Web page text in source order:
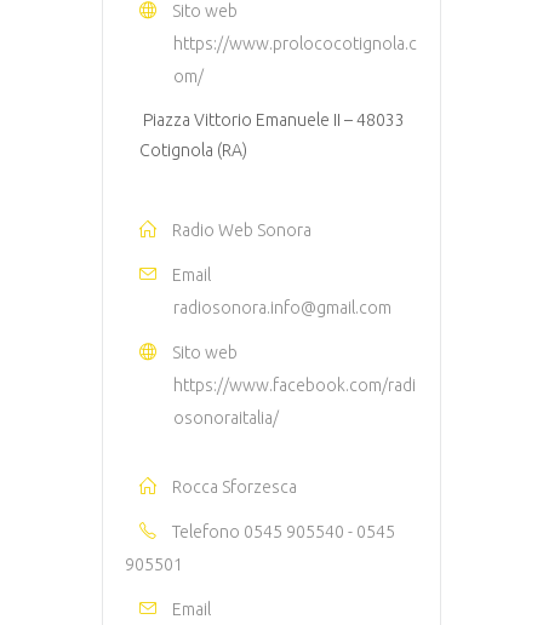
Sito web
https://www.prolococotignola.c
om/
Piazza Vittorio Emanuele II – 48033
Cotignola (RA)
Radio Web Sonora
Email
radiosonora.info@gmail.com
Sito web
https://www.facebook.com/radi
osonoraitalia/
Rocca Sforzesca
Telefono 0545 905540 - 0545
905501
Email